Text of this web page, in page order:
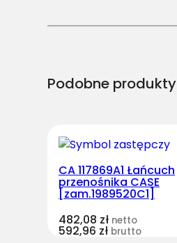
Podobne produkty
CA 117869A1 Łańcuch
przenośnika CASE
[zam.1989520C1]
482,08 zł netto
592,96 zł brutto